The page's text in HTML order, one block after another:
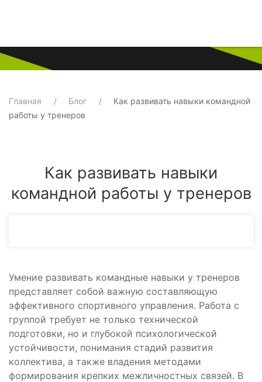
Главная Блог
Как развивать навыки командной
работы у тренеров
Как развивать навыки
командной работы у тренеров
Умение развивать командные навыки у тренеров
представляет собой важную составляющую
эффективного спортивного управления. Работа с
группой требует не только технической
подготовки, но и глубокой психологической
устойчивости, понимания стадий развития
коллектива, а также владения методами
формирования крепких межличностных связей. В